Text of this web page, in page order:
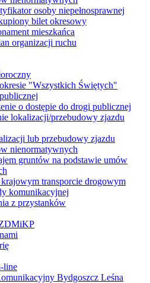
osoby niepełnosprawnej
bilet okresowy
mieszkańca
organizacji ruchu
"Wszystkich Świętych"
o dostępie do drogi publicznej
lokalizacji/przebudowy zjazdu
lub przebudowy zjazdu
nienormatywnych
gruntów na podstawie umów
transporcie drogowym
komunikacyjnej
z przystanków
line
Bydgoszcz Leśna